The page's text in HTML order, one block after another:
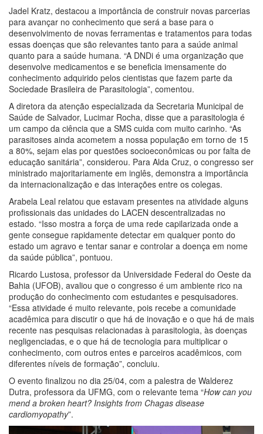
Jadel Kratz, destacou a importância de construir novas parcerias
para avançar no conhecimento que será a base para o
desenvolvimento de novas ferramentas e tratamentos para todas
essas doenças que são relevantes tanto para a saúde animal
quanto para a saúde humana. “A DNDi é uma organização que
desenvolve medicamentos e se beneficia imensamente do
conhecimento adquirido pelos cientistas que fazem parte da
Sociedade Brasileira de Parasitologia”, comentou.
A diretora da atenção especializada da Secretaria Municipal de
Saúde de Salvador, Lucimar Rocha, disse que a parasitologia é
um campo da ciência que a SMS cuida com muito carinho. “As
parasitoses ainda acometem a nossa população em torno de 15
a 80%, sejam elas por questões socioeconômicas ou por falta de
educação sanitária”, considerou. Para Alda Cruz, o congresso ser
ministrado majoritariamente em inglês, demonstra a importância
da internacionalização e das interações entre os colegas.
Arabela Leal relatou que estavam presentes na atividade alguns
profissionais das unidades do LACEN descentralizadas no
estado. “Isso mostra a força de uma rede capilarizada onde a
gente consegue rapidamente detectar em qualquer ponto do
estado um agravo e tentar sanar e controlar a doença em nome
da saúde pública”, pontuou.
Ricardo Lustosa, professor da Universidade Federal do Oeste da
Bahia (UFOB), avaliou que o congresso é um ambiente rico na
produção do conhecimento com estudantes e pesquisadores.
“Essa atividade é muito relevante, pois recebe a comunidade
acadêmica para discutir o que há de inovação e o que há de mais
recente nas pesquisas relacionadas à parasitologia, às doenças
negligenciadas, e o que há de tecnologia para multiplicar o
conhecimento, com outros entes e parceiros acadêmicos, com
diferentes níveis de formação”, concluiu.
O evento finalizou no dia 25/04, com a palestra de Walderez
Dutra, professora da UFMG, com o relevante tema “How can you
mend a broken heart? Insights from Chagas disease
cardiomyopathy”.